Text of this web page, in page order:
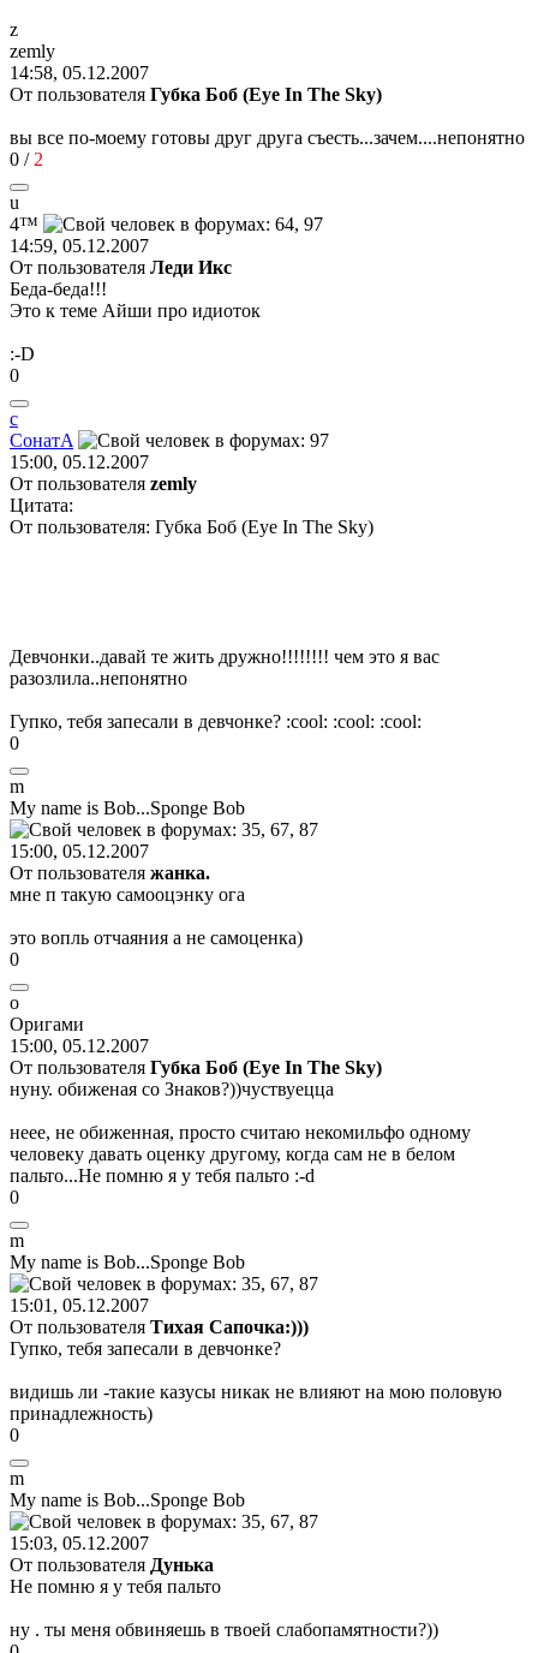
z
zemly
14:58, 05.12.2007
От пользователя Губка Боб (Eye In The Sky)
вы все по-моему готовы друг друга съесть...зачем....непонятно
0 / 2
u
4™
14:59, 05.12.2007
От пользователя Леди Икс
Беда-беда!!!
Это к теме Айши про идиоток
:-D
0
с
СонатA
15:00, 05.12.2007
От пользователя zemly
Цитата:
От пользователя: Губка Боб (Eye In The Sky)
Девчонки..давай те жить дружно!!!!!!!! чем это я вас
разозлила..непонятно
Гупко, тебя запесали в девчонке? :cool: :cool: :cool:
0
m
My name is Bob...Sponge Bob
15:00, 05.12.2007
От пользователя жанка.
мне п такую самооцэнку ога
это вопль отчаяния а не самоценка)
0
o
Oригами
15:00, 05.12.2007
От пользователя Губка Боб (Eye In The Sky)
нуну. обиженая со Знаков?))чуствуецца
неее, не обиженная, просто считаю некомильфо одному
человеку давать оценку другому, когда сам не в белом
пальто...Не помню я у тебя пальто :-d
0
m
My name is Bob...Sponge Bob
15:01, 05.12.2007
От пользователя Тихая Сапочка:)))
Гупко, тебя запесали в девчонке?
видишь ли -такие казусы никак не влияют на мою половую
принадлежность)
0
m
My name is Bob...Sponge Bob
15:03, 05.12.2007
От пользователя Дунька
Не помню я у тебя пальто
ну . ты меня обвиняешь в твоей слабопамятности?))